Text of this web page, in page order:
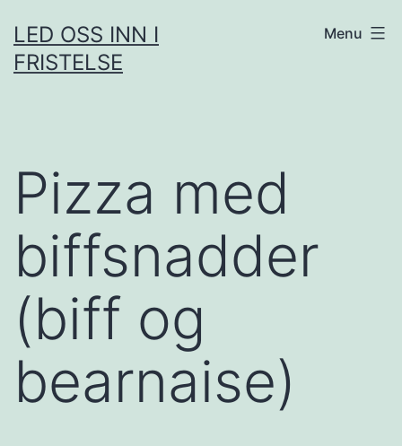
to
content
LED OSS INN I
FRISTELSE
Menu
Pizza med
biffsnadder
(biff og
bearnaise)